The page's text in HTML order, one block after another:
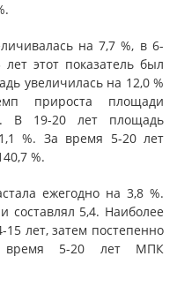
на 7,7 %, в 6-
этот показатель был
увеличилась на 12,0 %
прироста площади
В 19-20 лет площадь
%. За время 5-20 лет
%.
ежегодно на 3,8 %.
составлял 5,4. Наиболее
лет, затем постепенно
5-20 лет МПК